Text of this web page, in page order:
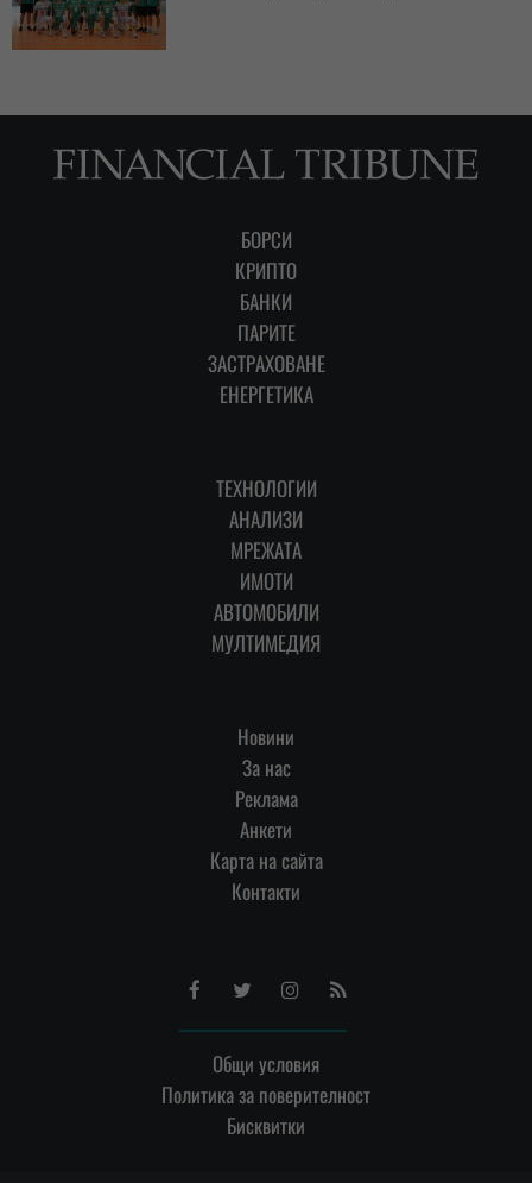
БОРСИ
КРИПТО
БАНКИ
ПАРИТЕ
ЗАСТРАХОВАНЕ
ЕНЕРГЕТИКА
ТЕХНОЛОГИИ
АНАЛИЗИ
МРЕЖАТА
ИМОТИ
АВТОМОБИЛИ
МУЛТИМЕДИЯ
Новини
За нас
Реклама
Анкети
Карта на сайта
Контакти
FacebookTwitterInstagram
RSS
Общи условия
Политика за поверителност
Бисквитки